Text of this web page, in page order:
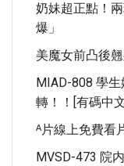
奶妹超正點！
爆」
美魔女前凸後
MIAD-808 學
轉！！[有碼中
ᴬ片線上免費看
MVSD-473 院